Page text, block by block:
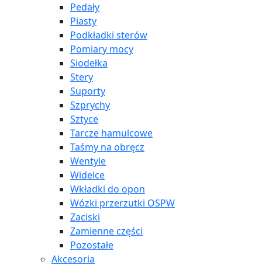
Pedały
Piasty
Podkładki sterów
Pomiary mocy
Siodełka
Stery
Suporty
Szprychy
Sztyce
Tarcze hamulcowe
Taśmy na obręcz
Wentyle
Widelce
Wkładki do opon
Wózki przerzutki OSPW
Zaciski
Zamienne części
Pozostałe
Akcesoria